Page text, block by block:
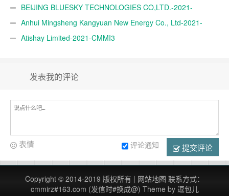
BEIJING BLUESKY TECHNOLOGIES CO,LTD.-2021-
CMMI3Anhui Mingsheng Kangyuan New Energy Co., Ltd-2021-
CMMI3Atishay Limited-2021-CMMI3
发表我的评论
提交评论
评论通知
表情
Copyright © 2014-2019 版权所有 | 网站地图 联系方式：
cmmirz#163.com (发信时#换成@) Theme by 逗包儿